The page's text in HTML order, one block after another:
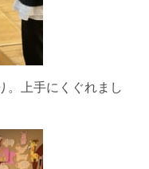
。上手にくぐれまし